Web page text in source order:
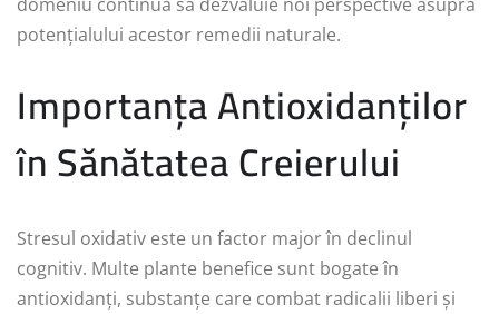
potențialului acestor remedii naturale.
Importanța Antioxidanților
în Sănătatea Creierului
Stresul oxidativ este un factor major în declinul
cognitiv. Multe plante benefice sunt bogate în
antioxidanți, substanțe care combat radicalii liberi și